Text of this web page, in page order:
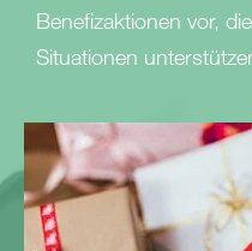
Benefizaktionen vor,
Situationen